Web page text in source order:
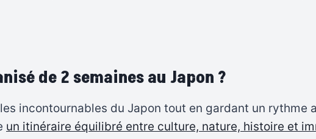
de 2 semaines au Japon ?
incontournables du Japon tout en gardant un rythme
un itinéraire équilibré entre culture, nature, histoire et